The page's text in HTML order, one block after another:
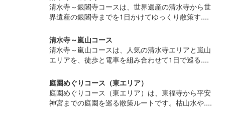
清水寺～銀閣寺コースは、世界遺産の清水寺から世
界遺産の銀閣寺までを1日かけてゆっくり散策す....
清水寺～嵐山コース
清水寺～嵐山コースは、人気の清水寺エリアと嵐山
エリアを、徒歩と電車を組み合わせて1日で巡る....
庭園めぐりコース（東エリア）
庭園めぐりコース（東エリア）は、東福寺から平安
神宮までの庭園を巡る散策ルートです。枯山水や....